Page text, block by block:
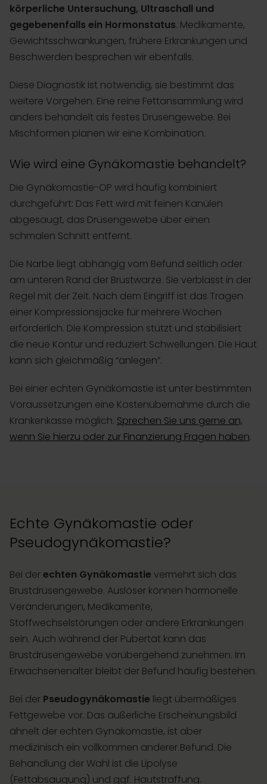
körperliche Untersuchung, Ultraschall und
gegebenenfalls ein Hormonstatus. Medikamente,
Gewichtsschwankungen, frühere Erkrankungen und
Beschwerden besprechen wir ebenfalls.
Diese Diagnostik ist notwendig, sie bestimmt das
weitere Vorgehen. Eine reine Fettansammlung wird
anders behandelt als festes Drüsengewebe. Bei
Mischformen planen wir eine Kombination.
Wie wird eine Gynäkomastie behandelt?
Die Gynäkomastie-OP wird häufig kombiniert
durchgeführt: Das Fett wird mit feinen Kanülen
abgesaugt, das Drüsengewebe über einen
schmalen Schnitt entfernt.
Die Narbe liegt abhängig vom Befund seitlich oder
am unteren Rand der Brustwarze. Sie verblasst in der
Regel mit der Zeit. Nach dem Eingriff ist das Tragen
einer Kompressionsjacke für mehrere Wochen
erforderlich. Die Kompression stützt und stabilisiert
die neue Kontur und reduziert Schwellungen. Die Haut
kann sich gleichmäßig “anlegen”.
Bei einer echten Gynäkomastie ist unter bestimmten
Voraussetzungen eine Kostenübernahme durch die
Krankenkasse möglich. Sprechen Sie uns gerne an,
wenn Sie hierzu oder zur Finanzierung Fragen haben.
Echte Gynäkomastie oder
Pseudogynäkomastie?
Bei derechten Gynäkomastie vermehrt sich das
Brustdrüsengewebe. Auslöser können hormonelle
Veränderungen, Medikamente,
Stoffwechselstörungen oder andere Erkrankungen
sein. Auch während der Pubertät kann das
Brustdrüsengewebe vorübergehend zunehmen. Im
Erwachsenenalter bleibt der Befund häufig bestehen.
Bei der Pseudogynäkomastie liegt übermäßiges
Fettgewebe vor. Das äußerliche Erscheinungsbild
ähnelt der echten Gynäkomastie, ist aber
medizinisch ein vollkommen anderer Befund. Die
Behandlung der Wahl ist die Lipolyse
(Fettabsaugung) und ggf. Hautstraffung.